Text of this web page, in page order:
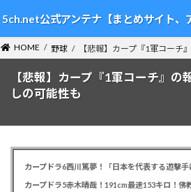
ン
テ
ン
ツ
ビ
ゲ
ー
シ
5ch.net公式アンテナ【まとめサイト、
HOME 野球 【悲報】カープ『1軍コーチ
【悲報】カープ『1軍コーチ』の
しの可能性も